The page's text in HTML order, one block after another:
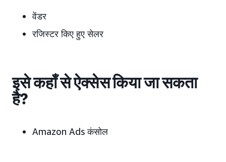
वेंडर
रजिस्टर किए हुए सेलर
इसे कहाँ से ऐक्सेस किया जा सकता
है?
Amazon Ads कंसोल